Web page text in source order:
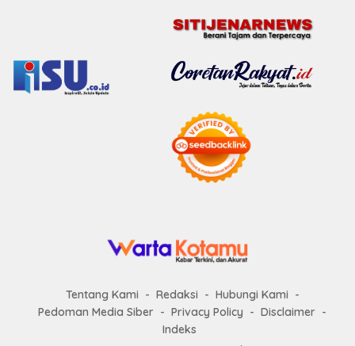
Tentang Kami Redaksi
Hubungi Kami
Pedoman Media Siber
Privacy Policy
Disclaimer
Indeks